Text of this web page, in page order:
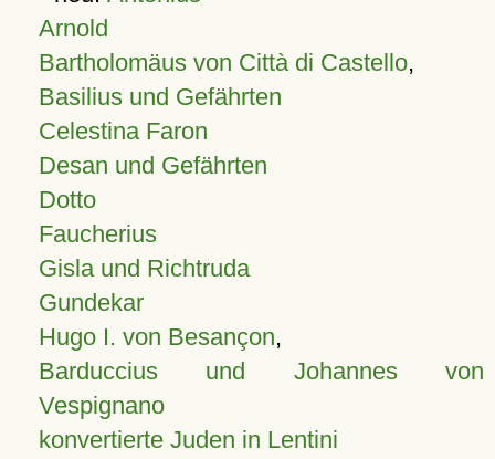
Arnold
Bartholomäus von Città di Castello,
Basilius und Gefährten
Celestina Faron
Desan und Gefährten
Dotto
Faucherius
Gisla und Richtruda
Gundekar
Hugo I. von Besançon,
Barduccius und Johannes von
Vespignano
konvertierte Juden in Lentini